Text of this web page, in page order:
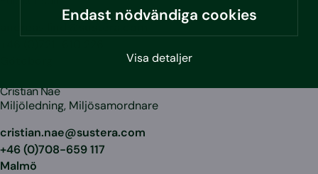
Endast nödvändiga cookies
Visa detaljer
Cristian Nae
Miljöledning, Miljösamordnare
cristian.nae@sustera.com
+46 (0)708-659 117
Malmö